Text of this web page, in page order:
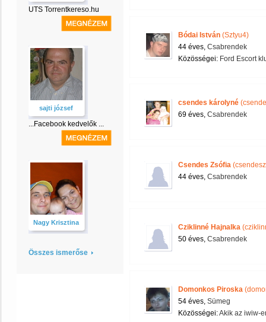
UTS Torrentkereso.hu
sajti józsef
...Facebook kedvelők ...
Nagy Krisztina
Összes ismerőse
Bódai István (Sztyu4)
44 éves, Csabrendek
Közösségei: Ford Escort
csendes károlyné
69 éves, Csabrendek
Csendes Zsófia
44 éves, Csabrendek
Cziklinné Hajnalka
50 éves, Csabrendek
Domonkos Piroska
54 éves, Sümeg
Közösségei:Akik az iwiw-